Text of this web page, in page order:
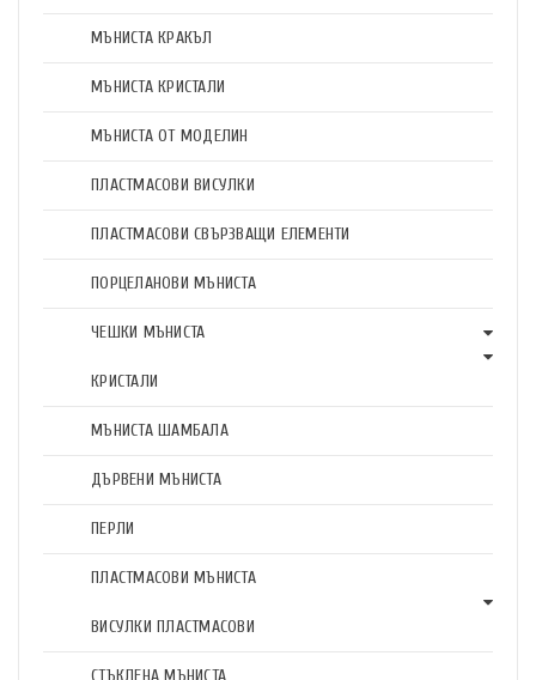
МЪНИСТА КРАКЪЛ
МЪНИСТА КРИСТАЛИ
МЪНИСТА ОТ МОДЕЛИН
ПЛАСТМАСОВИ ВИСУЛКИ
ПЛАСТМАСОВИ СВЪРЗВАЩИ ЕЛЕМЕНТИ
ПОРЦЕЛАНОВИ МЪНИСТА
ЧЕШКИ МЪНИСТА
КРИСТАЛИ
МЪНИСТА ШАМБАЛА
ДЪРВЕНИ МЪНИСТА
ПЕРЛИ
ПЛАСТМАСОВИ МЪНИСТА
ВИСУЛКИ ПЛАСТМАСОВИ
СТЪКЛЕНА МЪНИСТА